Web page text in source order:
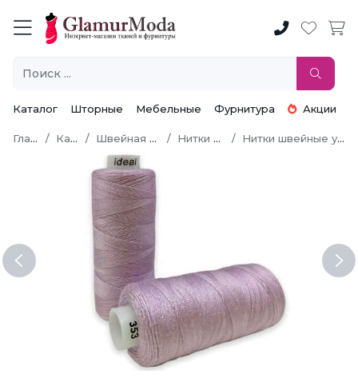
Каталог Шторные Мебельные Фурнитура Акции
Главная Каталог Швейная фурнитура Нитки швейные Нитки швейные универсальные
Previous